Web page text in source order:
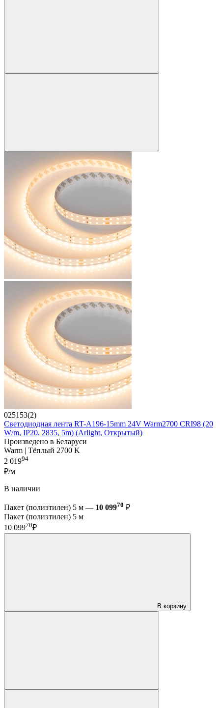
025153(2)
Светодиодная лента RT-A196-15mm 24V Warm2700 CRI98 (20
W/m, IP20, 2835, 5m) (Arlight, Открытый)
Произведено в Беларуси
Warm | Тёплый 2700 K
2 01994
₽/м
В наличии
Пакет (полиэтилен) 5 м — 10 09970 ₽
Пакет (полиэтилен) 5 м
10 09970₽
В корзину